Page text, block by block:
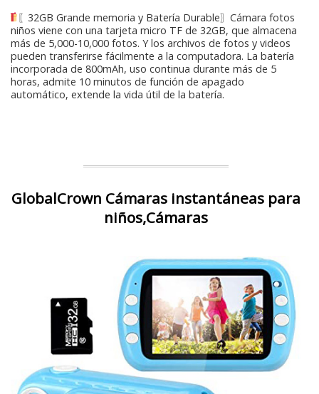
〖32GB Grande memoria y Batería Durable〗Cámara fotos
niños viene con una tarjeta micro TF de 32GB, que almacena
más de 5,000-10,000 fotos. Y los archivos de fotos y videos
pueden transferirse fácilmente a la computadora. La batería
incorporada de 800mAh, uso continua durante más de 5
horas, admite 10 minutos de función de apagado
automático, extende la vida útil de la batería.
GlobalCrown Cámaras instantáneas para
niños,Cámaras